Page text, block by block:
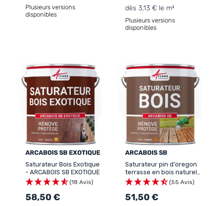
Plusieurs versions
disponibles
dès 3,13 € le m²
Plusieurs versions
disponibles
ARCABOIS SB EXOTIQUE
Saturateur Bois Exotique
- ARCABOIS SB EXOTIQUE
(18 Avis)
58,50 €
ARCABOIS SB
Saturateur pin d'oregon
terrasse en bois naturel :
ARCABOIS SB
(55 Avis)
51,50 €